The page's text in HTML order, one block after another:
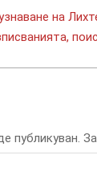
на
публикуван.